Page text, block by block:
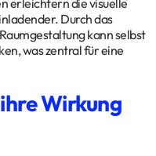
erleichtern die visuelle
Durch das
kann selbst
was zentral für eine
Wirkung